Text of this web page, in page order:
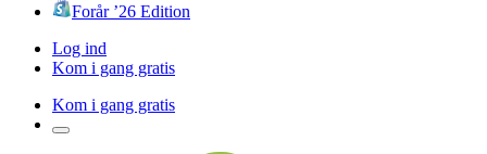
Forår ’26 Edition
Log ind
Kom i gang gratis
Kom i gang gratis